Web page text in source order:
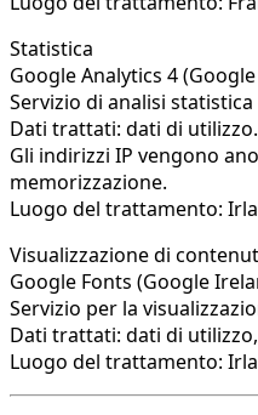
Statistica
Google Analytics 4
Servizio di analisi
Dati trattati: dati di utilizzo.
Gli indirizzi IP vengono
memorizzazione.
Luogo del trattamento:
Visualizzazione di
Google Fonts (Google
Servizio per la
Dati trattati: dati di
Luogo del trattamento: